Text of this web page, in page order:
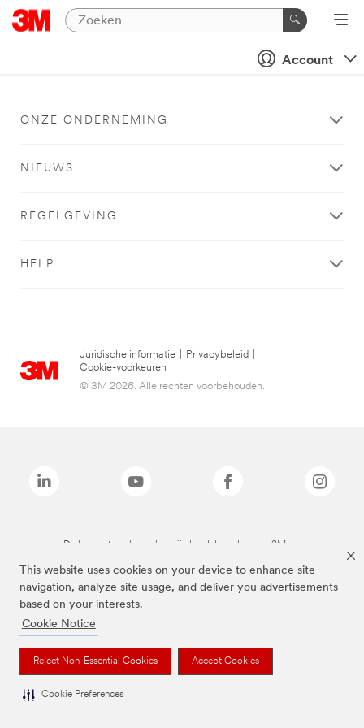
This website uses cookies on your device to enhance site
navigation, analyze site usage, and deliver you advertisements
based on your interests.
Cookie Notice
Reject Non-Essential Cookies Accept Cookies
Cookie Preferences
Account
ONZE ONDERNEMING
NIEUWS
REGELGEVING
HELP
Juridische informatie Privacybeleid
Cookie-voorkeuren
© 3M 2026. Alle rechten voorbehouden.
De bovenstaande merken zijn handelsmerken van 3M.we